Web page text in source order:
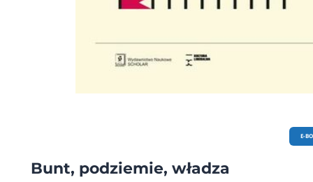
E-
Bunt, podziemie, władza